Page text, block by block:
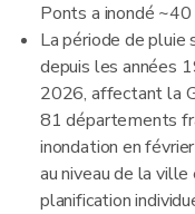
Ponts a inondé
La période de pluie
depuis les années
2026, affectant la
81 départements
inondation en
au niveau de la
planification